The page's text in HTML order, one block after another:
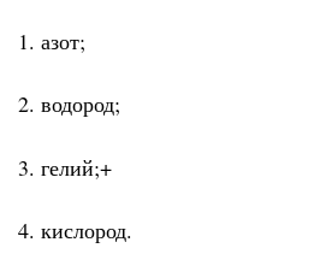
1. азот;
2. водород;
3. гелий;+
4. кислород.